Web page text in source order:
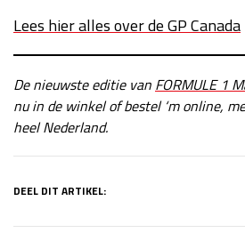
Lees hier alles over de GP Canada
De nieuwste editie van FORMULE 1
nu in de winkel of bestel ‘m online,
heel Nederland.
DEEL DIT ARTIKEL: